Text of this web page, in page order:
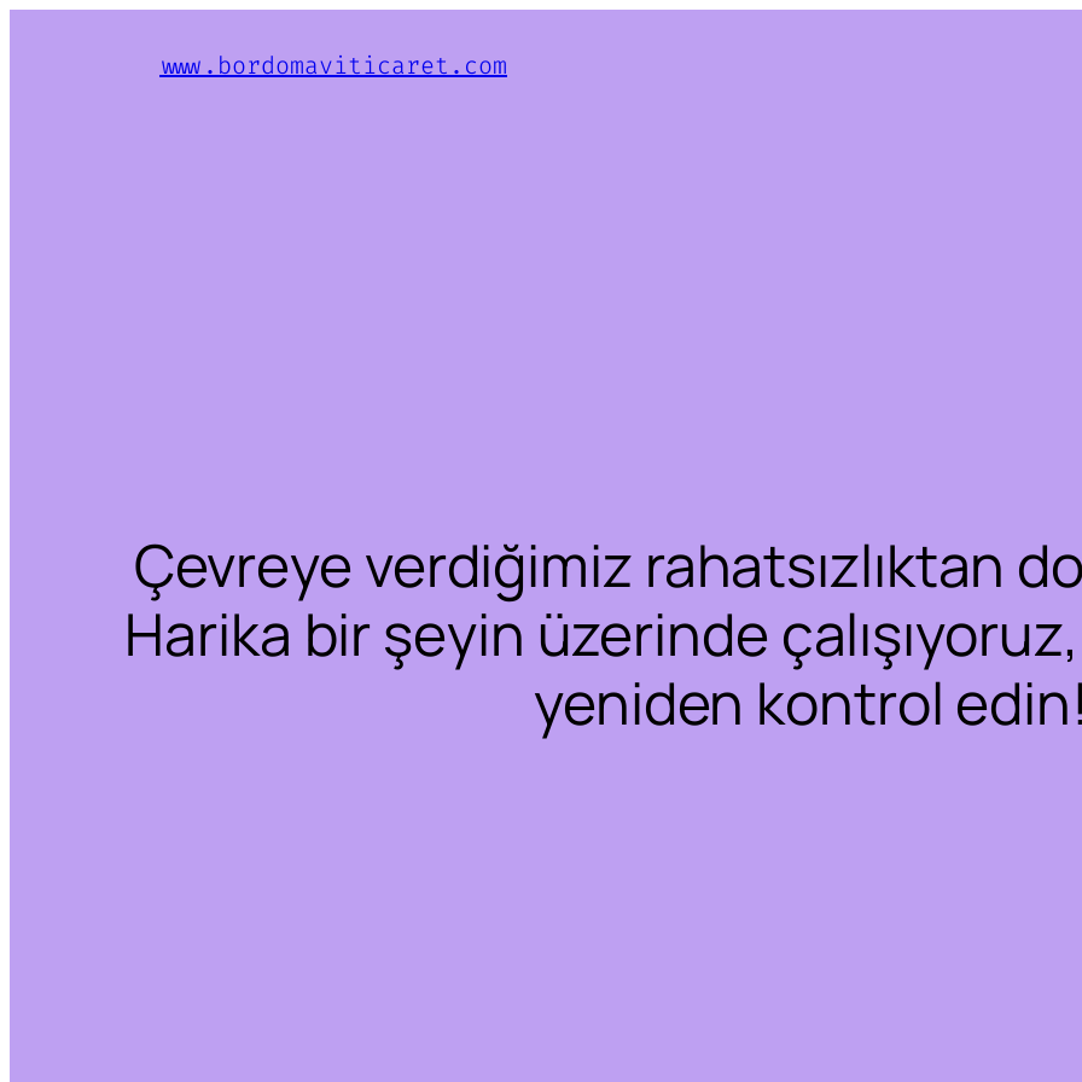
www.bordomaviticaret.com
Çevreye verdiğimiz rahatsızlıktan
Harika bir şeyin üzerinde
yeniden kontrol edin!